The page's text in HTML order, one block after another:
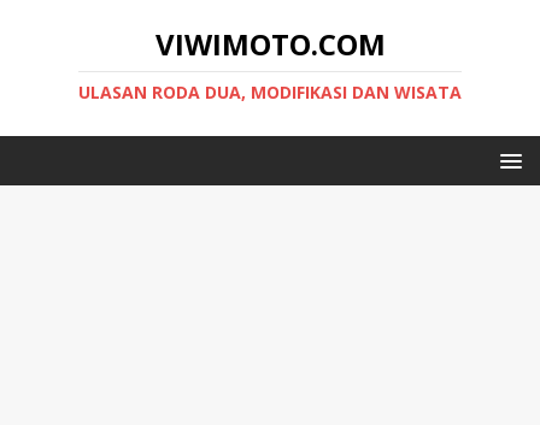
VIWIMOTO.COM
ULASAN RODA DUA, MODIFIKASI DAN WISATA